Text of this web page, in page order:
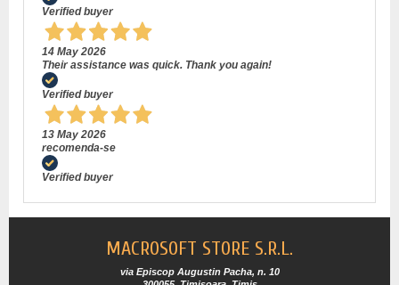
Verified buyer
14 May 2026
Their assistance was quick. Thank you again!
Verified buyer
13 May 2026
recomenda-se
Verified buyer
MACROSOFT STORE S.R.L.
via Episcop Augustin Pacha, n. 10